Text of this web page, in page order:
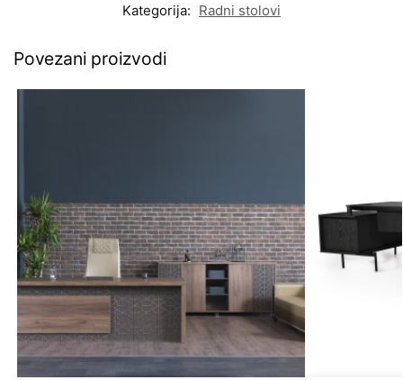
Kategorija: Radni stolovi
Povezani proizvodi